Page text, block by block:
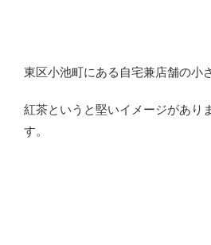
東区小池町にある自宅兼店舗の小
紅茶というと堅いイメージがあり
す。